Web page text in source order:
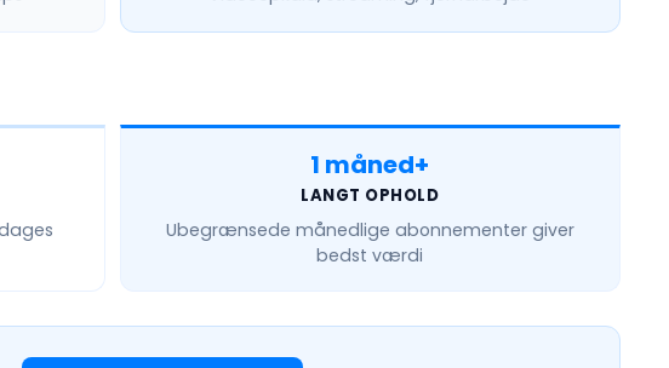
1 måned+
LANGT OPHOLD
Ubegrænsede månedlige abonnementer giver
bedst værdi